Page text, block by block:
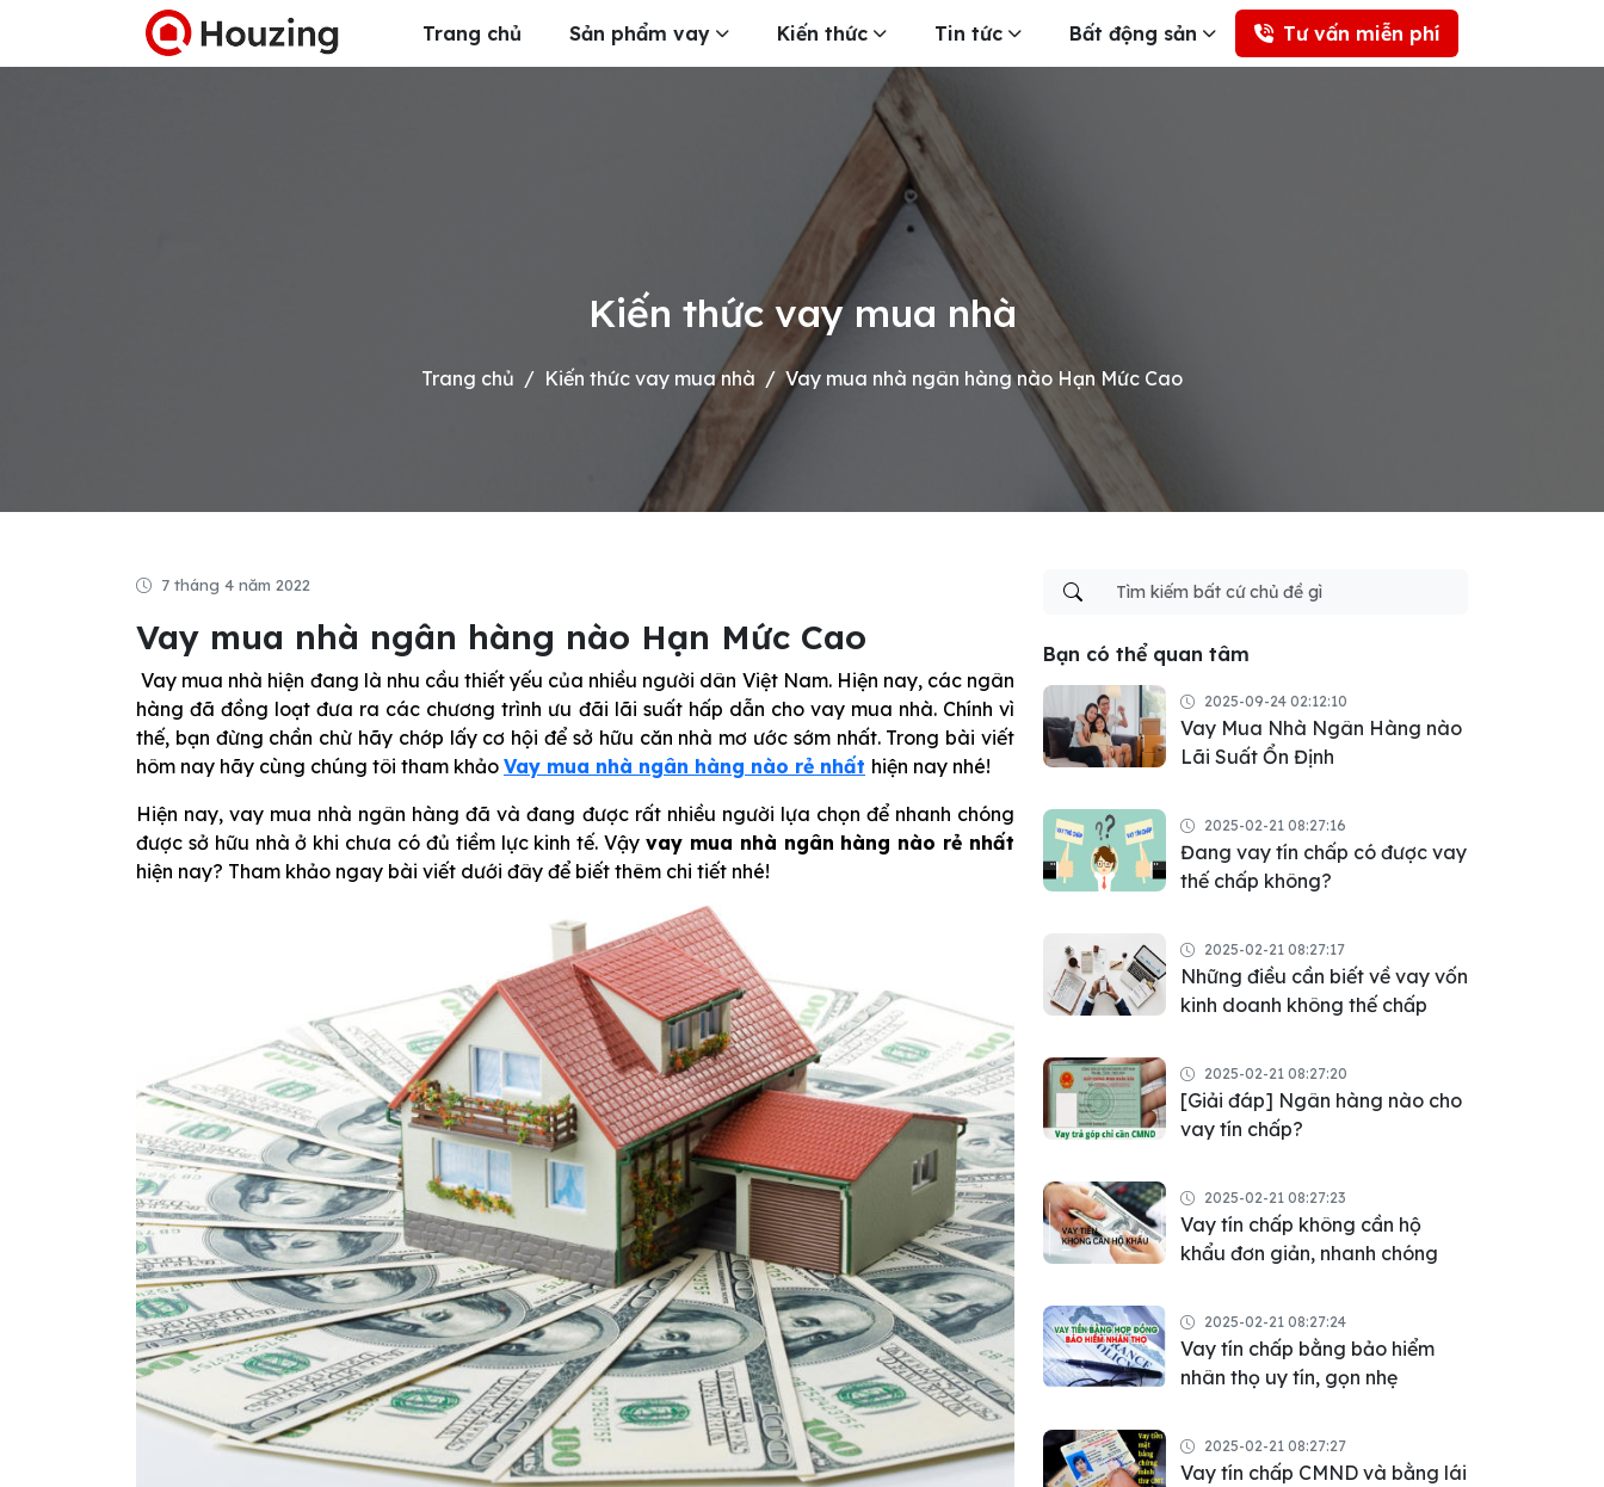
Trang chủ Sản phẩm vay Kiến thức Tin tức Bất động sản Tư vấn miễn phí
Kiến thức vay mua nhà
Trang chủ Kiến thức vay mua nhà Vay mua nhà ngân hàng nào Hạn Mức Cao
7 tháng 4 năm 2022
Vay mua nhà ngân hàng nào Hạn Mức Cao
Vay mua nhà hiện đang là nhu cầu thiết yếu của nhiều người dân Việt Nam. Hiện nay, các ngân
hàng đã đồng loạt đưa ra các chương trình ưu đãi lãi suất hấp dẫn cho vay mua nhà. Chính vì
thế, bạn đừng chần chừ hãy chớp lấy cơ hội để sở hữu căn nhà mơ ước sớm nhất. Trong bài viết
hôm nay hãy cùng chúng tôi tham khảo Vay mua nhà ngân hàng nào rẻ nhất hiện nay nhé!
Hiện nay, vay mua nhà ngân hàng đã và đang được rất nhiều người lựa chọn để nhanh chóng
được sở hữu nhà ở khi chưa có đủ tiềm lực kinh tế. Vậy vay mua nhà ngân hàng nào rẻ nhất
hiện nay? Tham khảo ngay bài viết dưới đây để biết thêm chi tiết nhé!
Bạn có thể quan tâm
2025-09-24 02:12:10
Vay Mua Nhà Ngân Hàng nào
Lãi Suất Ổn Định
2025-02-21 08:27:16
Đang vay tín chấp có được vay
thế chấp không?
2025-02-21 08:27:17
Những điều cần biết về vay vốn
kinh doanh không thế chấp
2025-02-21 08:27:20
[Giải đáp] Ngân hàng nào cho
vay tín chấp?
2025-02-21 08:27:23
Vay tín chấp không cần hộ
khẩu đơn giản, nhanh chóng
2025-02-21 08:27:24
Vay tín chấp bằng bảo hiểm
nhân thọ uy tín, gọn nhẹ
2025-02-21 08:27:27
Vay tín chấp CMND và bằng lái